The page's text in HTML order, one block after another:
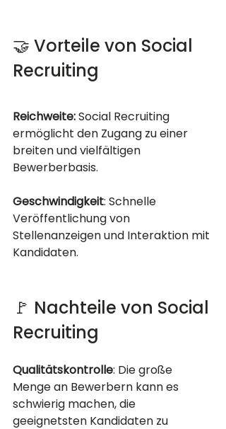
🤝 Vorteile von Social
Recruiting
Reichweite: Social Recruiting
ermöglicht den Zugang zu einer
breiten und vielfältigen
Bewerberbasis.
Geschwindigkeit: Schnelle
Veröffentlichung von
Stellenanzeigen und Interaktion mit
Kandidaten.
🚩 Nachteile von Social
Recruiting
Qualitätskontrolle: Die große
Menge an Bewerbern kann es
schwierig machen, die
geeignetsten Kandidaten zu